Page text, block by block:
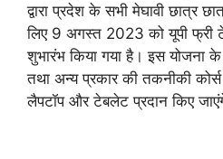
द्वारा प्रदेश के सभी मेघावी छात्र
लिए 9 अगस्त 2023 को यूपी फ्री
शुभारंभ किया गया है। इस
तथा अन्य प्रकार की तकनीकी
लैपटॉप और टेबलेट प्रदान किए